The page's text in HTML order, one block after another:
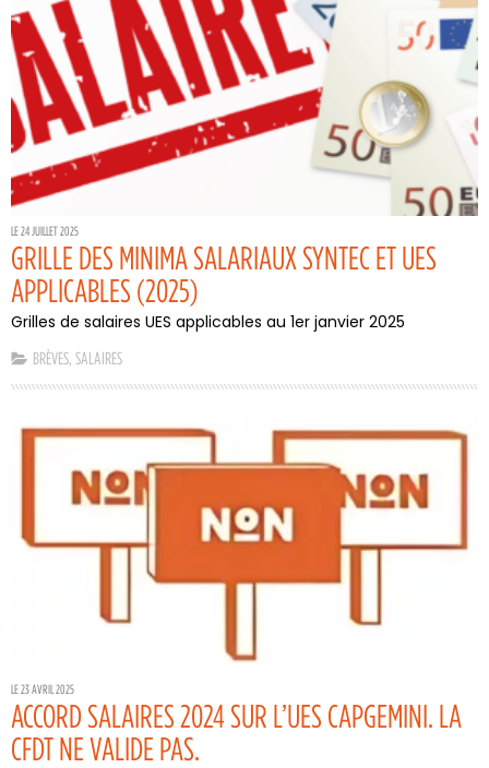
LE 24 JUILLET 2025
GRILLE DES MINIMA SALARIAUX SYNTEC ET UES
APPLICABLES (2025)
Grilles de salaires UES applicables au 1er janvier 2025
BRÈVES, SALAIRES
LE 23 AVRIL 2025
ACCORD SALAIRES 2024 SUR L’UES CAPGEMINI. LA
CFDT NE VALIDE PAS.